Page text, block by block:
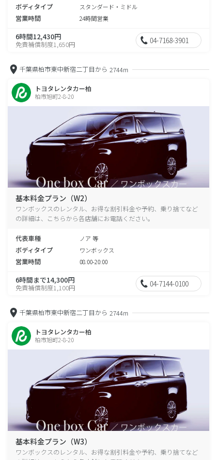
ボディタイプ スタンダード・ミドル
営業時間 24時間営業
6時間12,430円
免責補償制度1,650円 04-7168-3901
千葉県柏市東中新宿二丁目から 2744m
トヨタレンタカー柏
柏市旭町2-8-20
基本料金プラン（W2）
ワンボックスのレンタル、お得な割引料金や予約、乗り捨てなど
の詳細は、こちらから各店舗にお電話ください。
代表車種 ノア 等
ボディタイプ ワンボックス
営業時間 08:00-20:00
6時間まで14,300円
免責補償制度1,100円 04-7144-0100
千葉県柏市東中新宿二丁目から 2744m
トヨタレンタカー柏
柏市旭町2-8-20
基本料金プラン（W3）
ワンボックスのレンタル、お得な割引料金や予約、乗り捨てなど